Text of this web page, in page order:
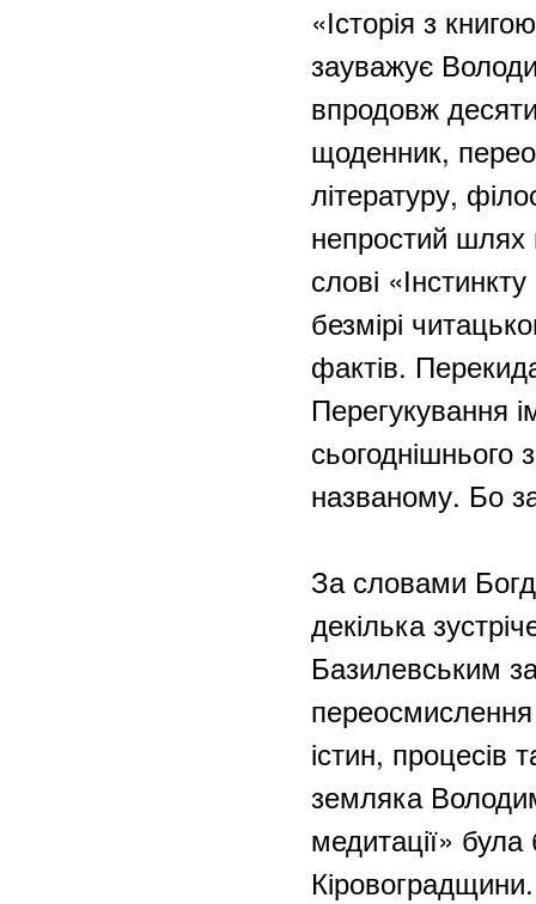
«Історія з
зауважує
впродовж
щоденник,
літературу,
непростий шлях
слові
безмірі
фактів.
Перегукування
названому. Бо
За словами
декілька
Базилевським
переосмислення
істин, процесів
земляка
медитації»
Кіровоградщини.